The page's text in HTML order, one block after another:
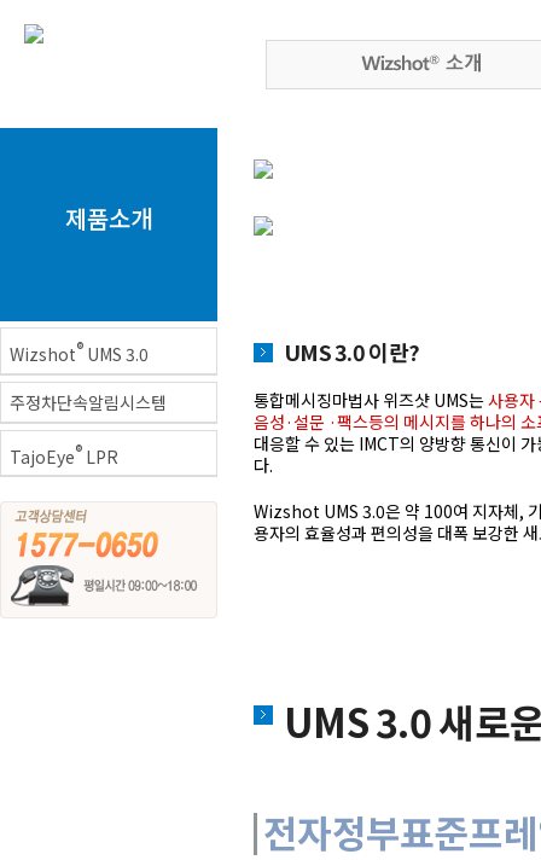
제품소개
Wizshot® UMS 3.0
주정차단속알림시스템
TajoEye® LPR
UMS 3.0 이란?
통합메시징마법사 위즈샷 UMS는사용자
음성·설문 ·팩스등의 메시지를 하나의
대응할 수 있는 IMCT의 양방향 통신이
다.
Wizshot UMS 3.0은 약 100여 지자체,
용자의 효율성과 편의성을 대폭 보강한
UMS 3.0 새로
전자정부표준프